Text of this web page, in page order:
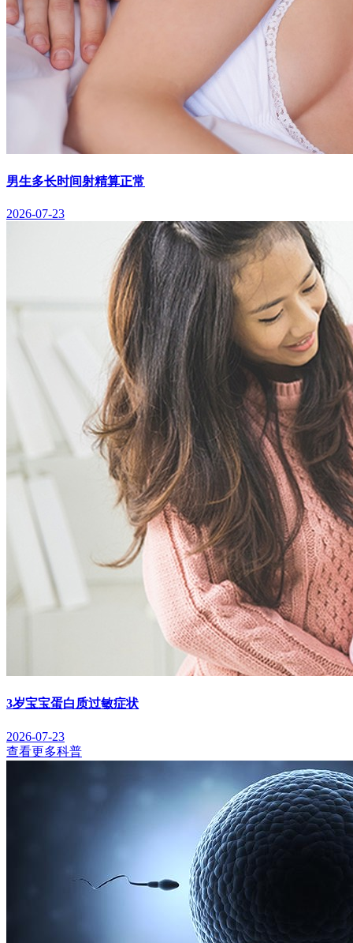
男生多长时间射精算正常
2026-07-23
3岁宝宝蛋白质过敏症状
2026-07-23
查看更多科普